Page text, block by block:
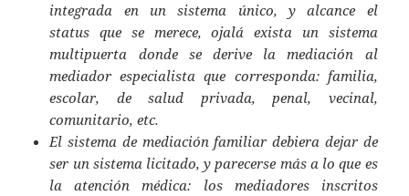
integrada en un sistema único, y alcance el
status que se merece, ojalá exista un sistema
multipuerta donde se derive la mediación al
mediador especialista que corresponda: familia,
escolar, de salud privada, penal, vecinal,
comunitario, etc.
El sistema de mediación familiar debiera dejar de
ser un sistema licitado, y parecerse más a lo que es
la atención médica: los mediadores inscritos